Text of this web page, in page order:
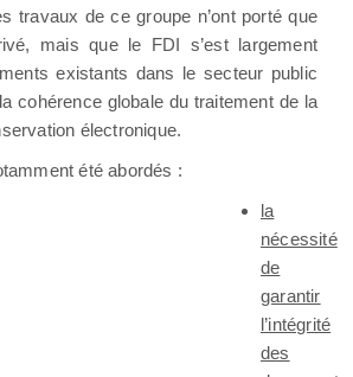
travaux de ce groupe n’ont porté que
mais que le FDI s’est largement
existants dans le secteur public
cohérence globale du traitement de la
électronique.
été abordés :
la
nécessité
de
garantir
l’intégrité
des